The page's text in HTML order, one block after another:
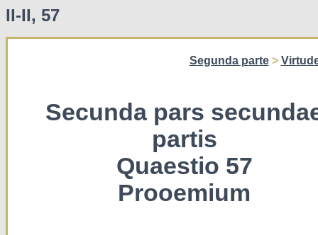
II-II, 57
Segunda parte>
Secunda pars
partis
Quaestio 57
Prooemium